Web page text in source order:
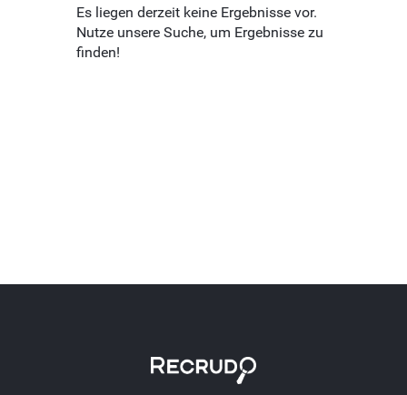
Es liegen derzeit keine Ergebnisse vor.
Nutze unsere Suche, um Ergebnisse zu
finden!